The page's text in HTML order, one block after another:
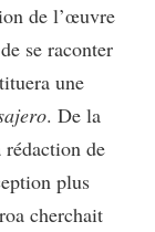
de l’œuvre
se raconter
une
. De la
rédaction de
plus
cherchait